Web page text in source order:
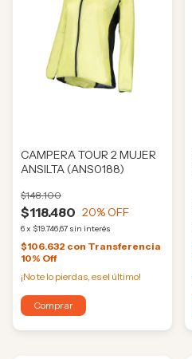
CAMPERA TOUR 2 MUJER
ANSILTA (ANS0188)
$118.480
$148.100
20% OFF
6x $19.746,67 sin interés
$106.632 con Transferencia
10% Off
¡No te lo pierdas, es el último!
Comprar